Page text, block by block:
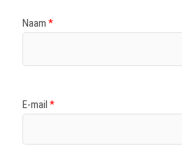
Naam *
E-mail *